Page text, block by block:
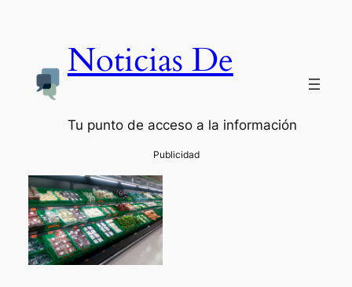
Noticias De
Tu punto de acceso a la información